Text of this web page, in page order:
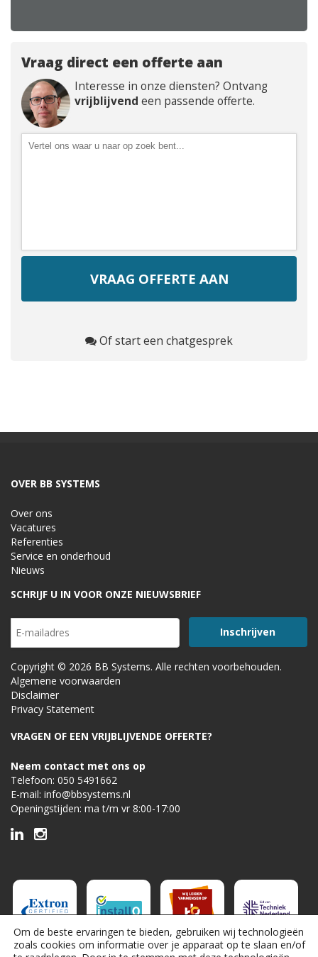
Vraag direct een offerte aan
Interesse in onze diensten? Ontvang
vrijblijvend een passende offerte.
Of start een chatgesprek
OVER BB SYSTEMS
Over ons
Vacatures
Referenties
Service en onderhoud
Nieuws
SCHRIJF U IN VOOR ONZE NIEUWSBRIEF
Copyright © 2026 BB Systems. Alle rechten voorbehouden.
Algemene voorwaarden
Disclaimer
Privacy Statement
VRAGEN OF EEN VRIJBLIJVENDE OFFERTE?
Neem contact met ons op
Telefoon: 050 5491662
E-mail: info@bbsystems.nl
Openingstijden: ma t/m vr 8:00-17:00
Om de beste ervaringen te bieden, gebruiken wij technologieën
zoals cookies om informatie over je apparaat op te slaan en/of